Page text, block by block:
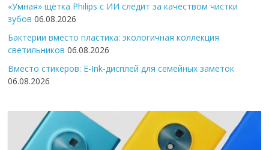
«Умная» щётка Philips с ИИ следит за качеством чистки
зубов 06.08.2026
Бактерии вместо пластика: экологичная коллекция
светильников 06.08.2026
Вместо стикеров: E-Ink-дисплей для семейных заметок
06.08.2026